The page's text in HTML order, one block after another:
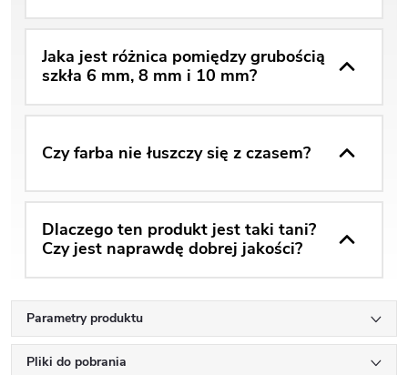
Jaka jest różnica pomiędzy grubością
szkła 6 mm, 8 mm i 10 mm?
Czy farba nie łuszczy się z czasem?
Dlaczego ten produkt jest taki tani?
Czy jest naprawdę dobrej jakości?
Parametry produktu
Pliki do pobrania